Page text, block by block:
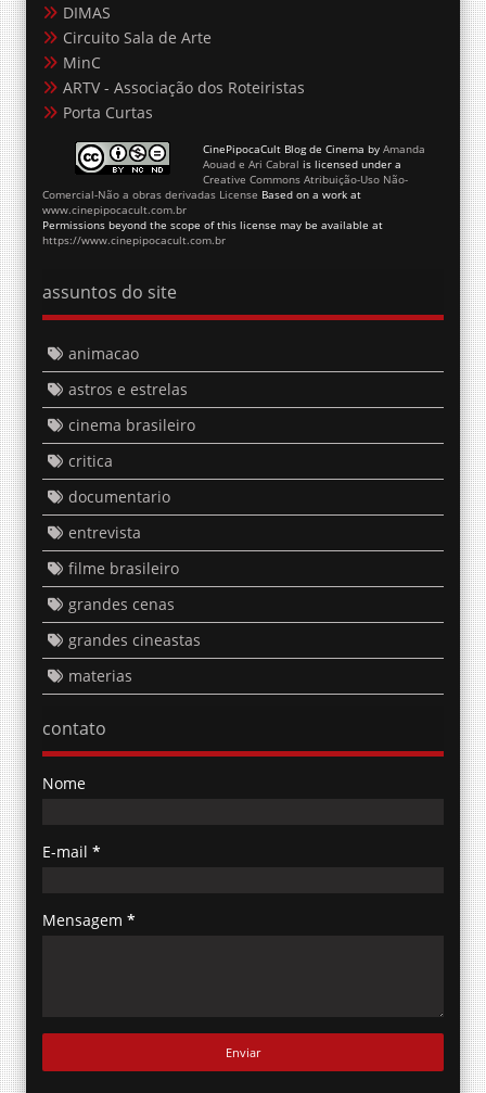
DIMAS
Circuito Sala de Arte
MinC
ARTV - Associação dos Roteiristas
Porta Curtas
CinePipocaCult Blog de Cinema by Amanda
Aouad e Ari Cabral is licensed under a
Creative Commons Atribuição-Uso Não-
Comercial-Não a obras derivadas License Based on a work at
www.cinepipocacult.com.br
Permissions beyond the scope of this license may be available at
https://www.cinepipocacult.com.br
assuntos do site
animacao
astros e estrelas
cinema brasileiro
critica
documentario
entrevista
filme brasileiro
grandes cenas
grandes cineastas
materias
contato
Nome
E-mail *
Mensagem *